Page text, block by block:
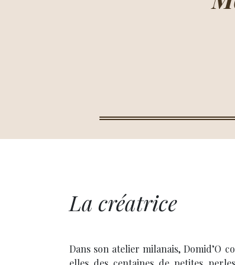
La créatrice
Dans son atelier milanais, Domid’O